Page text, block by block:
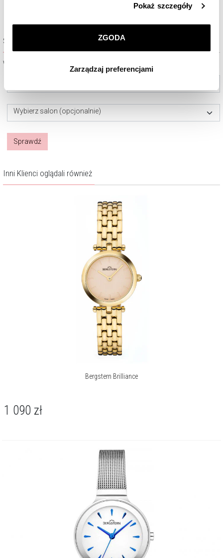
przez nas plików cookie znajdziesz wPolityce
korzystamy. Możesz również wybrać jaki rodzaj plików
Zarządzaj preferencjami. W każdej chwili możesz
dokonać zmiany wybranych przez Ciebie plików cookie.
Pokaż szczegóły
ZGODA
Zarządzaj preferencjami
Sprawdź dostępność w salonie
Wybierz miasto lub salon
Wybierz salon (opcjonalnie)
Sprawdź
Inni Klienci oglądali również
Bergstern Brilliance
1 090 zł